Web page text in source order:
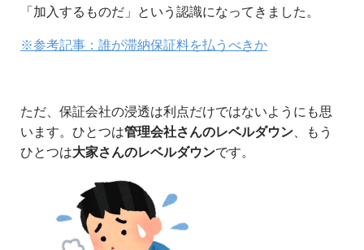
「加入するものだ」という認識になってきました。
※参考記事：誰が滞納保証料を払うべきか
ただ、保証会社の浸透は利点だけではないようにも思
います。ひとつは管理会社さんのレベルダウン 、もう
ひとつは大家さんのレベルダウンです。